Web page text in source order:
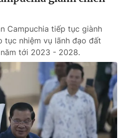
hình Việt Nam
Campuchia tiếp tục giành
tục nhiệm vụ lãnh đạo đất
tới 2023 - 2028.